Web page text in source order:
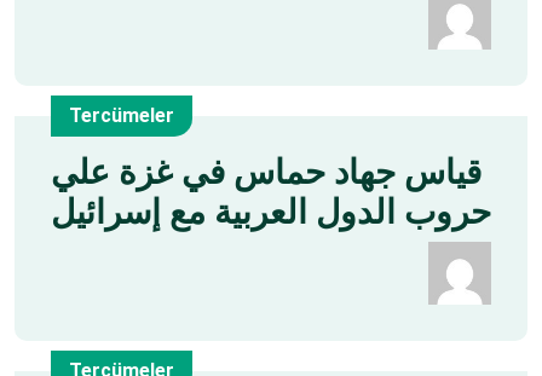
15
May
Tercümeler
قياس جهاد حماس في غزة علي
حروب الدول العربية مع إسرائيل
Tercümeler